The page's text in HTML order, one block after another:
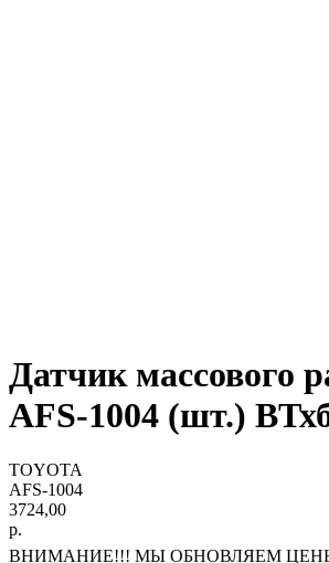
Датчик массового
AFS-1004 (шт.)
TOYOTA
AFS-1004
3724,00
р.
ВНИМАНИЕ!!! МЫ ОБНОВЛЯЕМ ЦЕНЫ